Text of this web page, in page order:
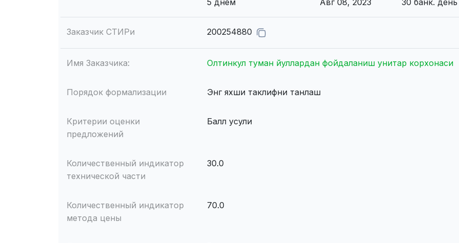
Заказчик СТИРи 200254880
Имя Заказчика: Олтинкул туман йуллардан фойдаланиш унитар корхонаси
Порядок формализации Энг яхши таклифни танлаш
Критерии оценки
предложений
Балл усули
Количественный индикатор
технической части
30.0
Количественный индикатор
метода цены
70.0